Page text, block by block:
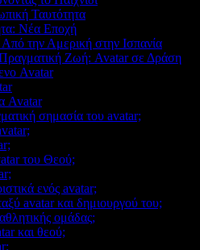
Ταυτότητα
Νέα Εποχή
την Αμερική στην Ισπανία
Ζωή: Avatar σε Δράση
Avatar
Avatar
σημασία του avatar;
του Θεού;
ενός avatar;
avatar και δημιουργού του;
ομάδας;
και θεού;